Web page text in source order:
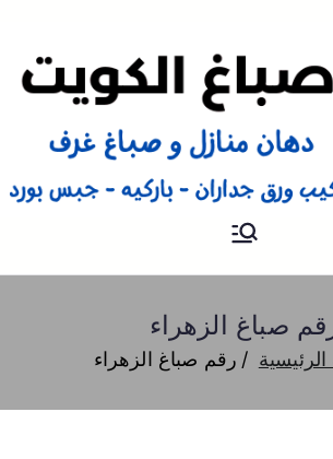
صباغ
صباغ الزهراء
رقم صباغ الزهراء